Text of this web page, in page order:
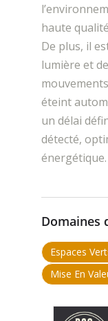
haute
De plus, il
lumière et
éteint
un délai
détecté,
énergétique.
Domaines
Espaces
Mise En